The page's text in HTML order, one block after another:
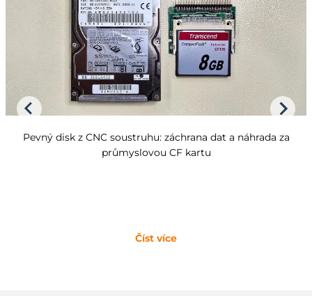
Pevný disk z CNC soustruhu: záchrana dat a náhrada za
průmyslovou CF kartu
Číst více